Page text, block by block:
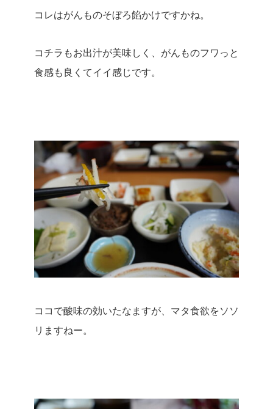
コレはがんものそぼろ餡かけですかね。
コチラもお出汁が美味しく、がんものフワっと
食感も良くてイイ感じです。
ココで酸味の効いたなますが、マタ食欲をソソ
リますねー。